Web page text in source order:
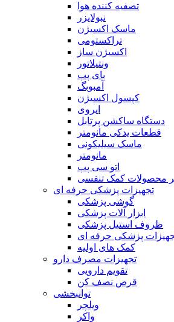
تصفیه کننده هوا
نبولایزر
ماسک اکسیژن
تراکستومی
اکسیژن ساز
ونتیلاتور
بای پپ
آمبوبگ
کپسول اکسیژن
ایروی
دستگاه ساکشن پرتابل
قطعات یدکی مانومتر
ماسک سیلیکونی
مانومتر
اتو سی پپ
محصولات کمک تنفسی
تجهیزات پزشکی حرفه ای
گوشی پزشکی
ابزار آلات پزشکی
ظروف استیل پزشکی
پزشکی حرفه ای
کمک های اولیه
تجهیزات مصرف دارو
تقویم دارویی
قرص نصف کن
توانبخشی
ویلچر
واکر